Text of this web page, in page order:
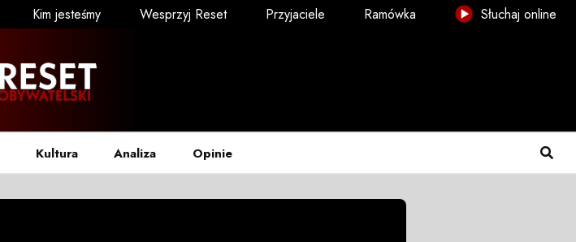
Kim jesteśmy Wesprzyj Reset Przyjaciele Ramówka Słuchaj online
Kultura Analiza Opinie